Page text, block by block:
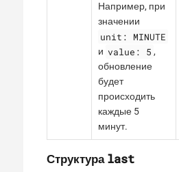
Например, при
значении
unit: MINUTE
и value: 5 ,
обновление
будет
происходить
каждые 5
минут.
Структура last